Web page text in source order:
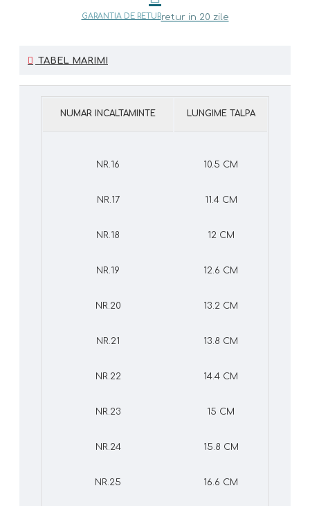
GARANTIA DE RETURretur in 20 zile
TABEL MARIMI
NUMAR INCALTAMINTE LUNGIME TALPA
NR.16 10.5 CM
NR.17 11.4 CM
NR.18 12 CM
NR.19 12.6 CM
NR.20 13.2 CM
NR.21 13.8 CM
NR.22 14.4 CM
NR.23 15 CM
NR.24 15.8 CM
NR.25 16.6 CM